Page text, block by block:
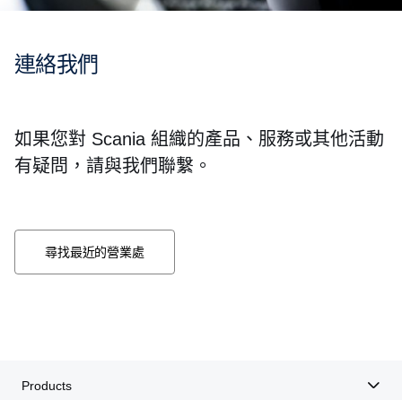
連絡我們
如果您對 Scania 組織的產品、服務或其他活動
有疑問，請與我們聯繫。
尋找最近的營業處
Products